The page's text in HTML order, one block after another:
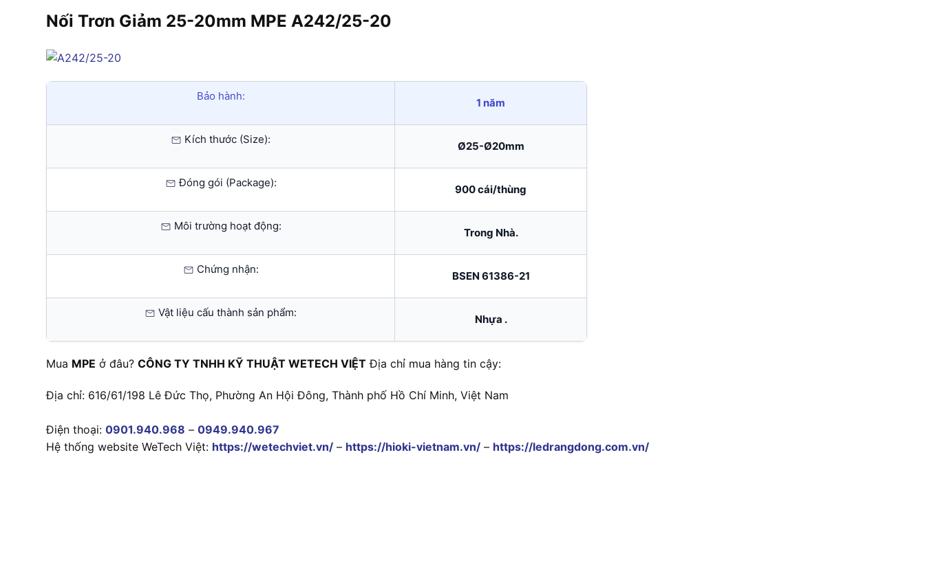
Nối Trơn Giảm 25-20mm MPE A242/25-20
Bảo hành:
1 năm
Kích thước (Size):
Ø25-Ø20mm
Đóng gói (Package):
900 cái/thùng
Môi trường hoạt động:
Trong Nhà.
Chứng nhận:
BSEN 61386-21
Vật liệu cấu thành sản phẩm:
Nhựa .
Mua MPE ở đâu? CÔNG TY TNHH KỸ THUẬT WETECH VIỆT Địa chỉ mua hàng tin cậy:
Địa chỉ: 616/61/198 Lê Đức Thọ, Phường An Hội Đông, Thành phố Hồ Chí Minh, Việt Nam
Điện thoại: 0901.940.968 – 0949.940.967
Hệ thống website WeTech Việt: https://wetechviet.vn/ – https://hioki-vietnam.vn/ – https://ledrangdong.com.vn/